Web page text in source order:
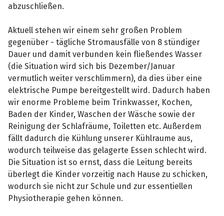
abzuschließen.
Aktuell stehen wir einem sehr großen Problem
gegenüber - tägliche Stromausfälle von 8 stündiger
Dauer und damit verbunden kein fließendes Wasser
(die Situation wird sich bis Dezember/Januar
vermutlich weiter verschlimmern), da dies über eine
elektrische Pumpe bereitgestellt wird. Dadurch haben
wir enorme Probleme beim Trinkwasser, Kochen,
Baden der Kinder, Waschen der Wäsche sowie der
Reinigung der Schlafräume, Toiletten etc. Außerdem
fällt dadurch die Kühlung unserer Kühlraume aus,
wodurch teilweise das gelagerte Essen schlecht wird.
Die Situation ist so ernst, dass die Leitung bereits
überlegt die Kinder vorzeitig nach Hause zu schicken,
wodurch sie nicht zur Schule und zur essentiellen
Physiotherapie gehen können.